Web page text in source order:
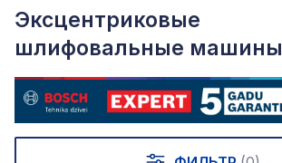
Эксцентриковые
шлифовальные машины